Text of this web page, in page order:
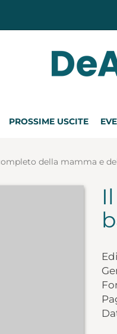
PROSSIME USCITE
della mamma e